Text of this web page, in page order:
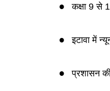
कक्षा 9 से
इटावा में
प्रशासन